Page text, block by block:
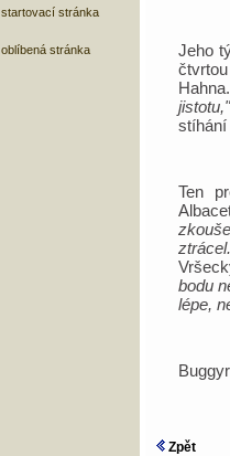
startovací stránka
oblíbená stránka
Jeho
jistotu,"
stíhání
Ten
bodu
lépe,
Zpět